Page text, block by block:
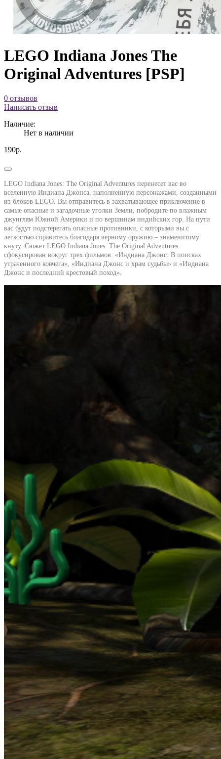
LEGO Indiana Jones The
Original Adventures [PSP]
0 отзывов
Написать отзыв
Наличие:
Нет в наличии
190р.
LEGO Indiana Jones: The Original Adventures перенесет вас во
вселенную Индиана Джонса, наполненную персонажами, созданными
из блоков LEGO. Вы отправитесь в захватывающее приключение в
самые опасные и загадочные уголки Земли, побродите по влажным
джунглям Южной Америки и по вершинам индийских гор. На пути
вас будут подстерегать опасные противники, с которыми вы с
легкостью справитесь благодаря верному оружию – знаменитому
кнуту. Сюжет LEGO Indiana Jones: The Original Adventures
сфокусирован вокруг трех фильмов: «Индиана Джонс: В поисках
утраченного ковчега», «Индиана Джонс и храм судьбы» и «Индиана
Джонс и последний крестовый поход».